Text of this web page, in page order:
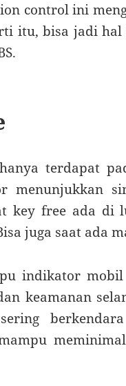
control ini
itu, bisa jadi
terdapat
menunjukkan
key free ada di
juga saat ada
indikator
keamanan